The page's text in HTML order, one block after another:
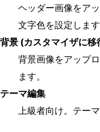
ヘッダー画像をア
文字色を設定します
背景 (カスタマイザに移
背景画像をアップ
ます。
テーマ編集
上級者向け。テー